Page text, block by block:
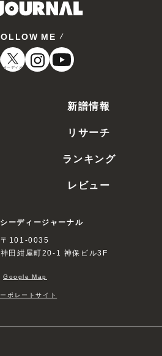
ME
オーディオ
新譜情報
リサーチ
ランキング
レビュー
ーディージャーナル
〒101-0035
田紺屋町20-1 神保ビル3F
Google Map
ポレートサイト